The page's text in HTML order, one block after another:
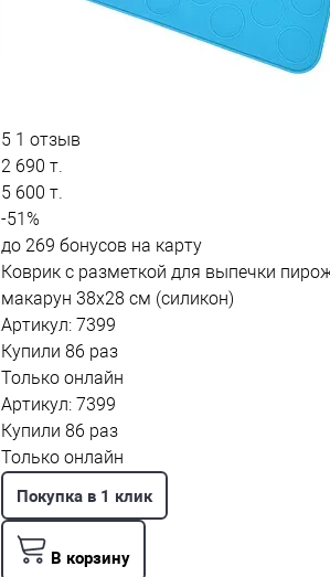
5 1 отзыв
2 690 т.
5 600 т.
-51%
до 269 бонусов на карту
Коврик с разметкой для выпечки
макарун 38x28 см (силикон)
Артикул: 7399
Купили 86 раз
Только онлайн
Артикул: 7399
Купили 86 раз
Только онлайн
Покупка в 1 клик
В корзину